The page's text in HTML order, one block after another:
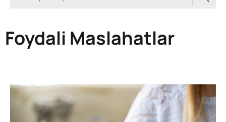
Foydali Maslahatlar